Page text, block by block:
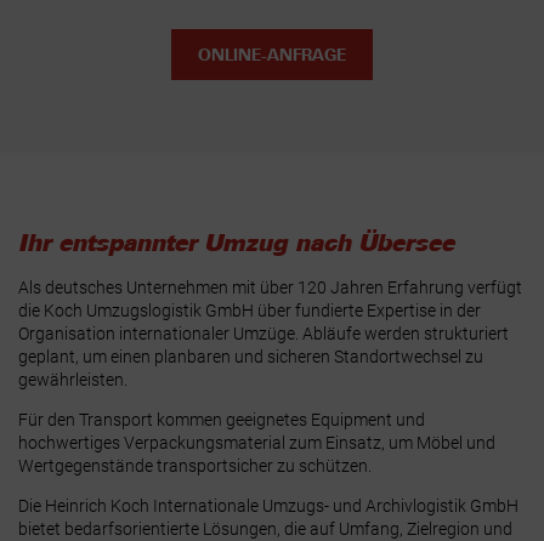
ONLINE-ANFRAGE
Ihr entspannter Umzug nach Übersee
Als deutsches Unternehmen mit über 120 Jahren Erfahrung verfügt
die Koch Umzugslogistik GmbH über fundierte Expertise in der
Organisation internationaler Umzüge. Abläufe werden strukturiert
geplant, um einen planbaren und sicheren Standortwechsel zu
gewährleisten.
Für den Transport kommen geeignetes Equipment und
hochwertiges Verpackungsmaterial zum Einsatz, um Möbel und
Wertgegenstände transportsicher zu schützen.
Die Heinrich Koch Internationale Umzugs- und Archivlogistik GmbH
bietet bedarfsorientierte Lösungen, die auf Umfang, Zielregion und